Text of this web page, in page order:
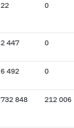
22 0
2 447 0
6 492 0
732 848 212 006